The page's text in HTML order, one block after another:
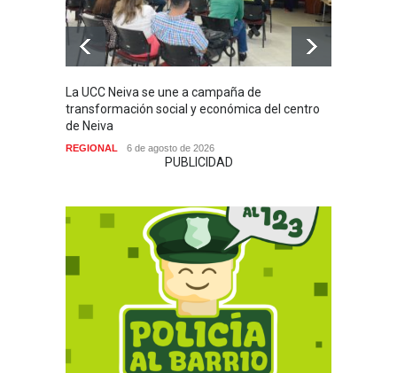
La UCC Neiva se une a campaña de
transformación social y económica del centro
de Neiva
REGIONAL 6 de agosto de 2026
PUBLICIDAD